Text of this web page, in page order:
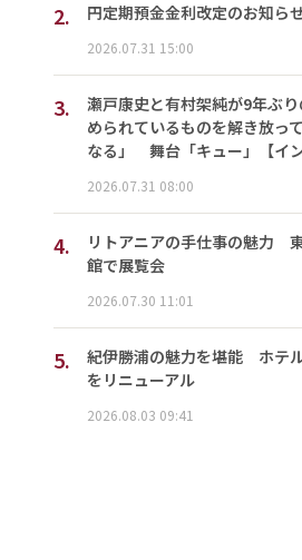
2. 円定期預金金利改定のお知ら
2026.07.31 15:00
3.
瀬戸康史と有村架純が9年ぶ
められているものを解き放っ
なる」 舞台「キュー」【イン
2026.07.31 08:00
4.
リトアニアの手仕事の魅力
館で展覧会
2026.07.30 11:01
5.
紀伊勝浦の魅力を堪能 ホテ
をリニューアル
2026.08.03 09:41